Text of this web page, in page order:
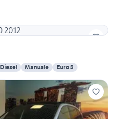
Diesel Manuale Euro 5